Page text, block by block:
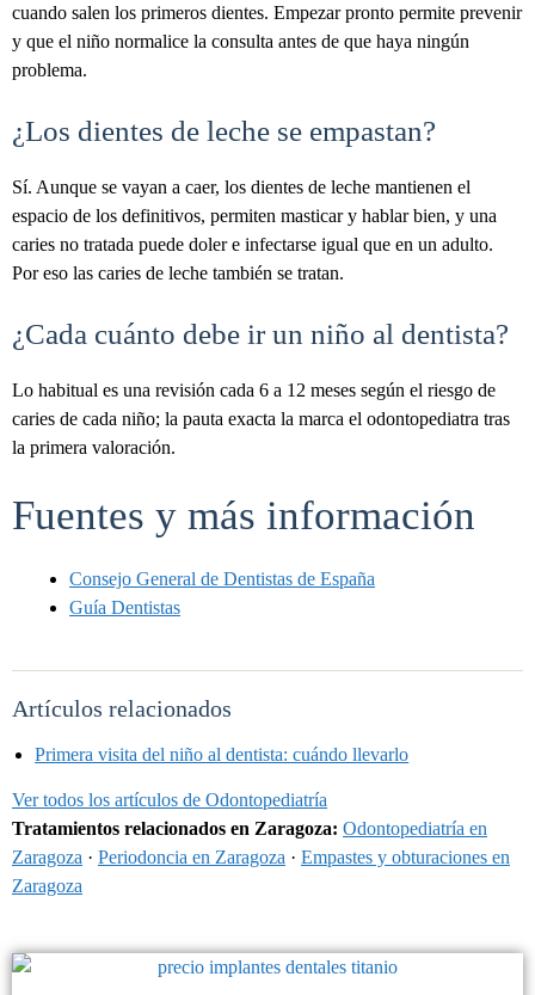
cuando salen los primeros dientes. Empezar pronto permite prevenir
y que el niño normalice la consulta antes de que haya ningún
problema.
¿Los dientes de leche se empastan?
Sí. Aunque se vayan a caer, los dientes de leche mantienen el
espacio de los definitivos, permiten masticar y hablar bien, y una
caries no tratada puede doler e infectarse igual que en un adulto.
Por eso las caries de leche también se tratan.
¿Cada cuánto debe ir un niño al dentista?
Lo habitual es una revisión cada 6 a 12 meses según el riesgo de
caries de cada niño; la pauta exacta la marca el odontopediatra tras
la primera valoración.
Fuentes y más información
Consejo General de Dentistas de España
Guía Dentistas
Artículos relacionados
Primera visita del niño al dentista: cuándo llevarlo
Ver todos los artículos de Odontopediatría
Tratamientos relacionados en Zaragoza: Odontopediatría en
Zaragoza · Periodoncia en Zaragoza · Empastes y obturaciones en
Zaragoza